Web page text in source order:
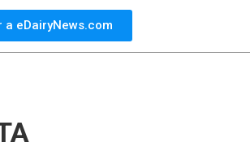
a eDairyNews.com